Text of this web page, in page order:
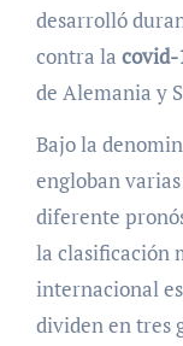
desarrolló
contra la covid-
de Alemania y
Bajo la
engloban
diferente
la clasificación
internacional
dividen en tres